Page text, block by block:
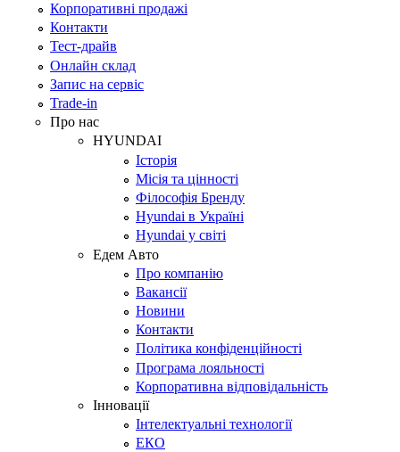
Корпоративні продажі
Контакти
Тест-драйв
Онлайн склад
Запис на сервіс
Trade-in
Про нас
HYUNDAI
Історія
Місія та цінності
Філософія Бренду
Hyundai в Україні
Hyundai у світі
Едем Авто
Про компанію
Вакансії
Новини
Контакти
Політика конфіденційності
Програма лояльності
Корпоративна відповідальність
Інновації
Інтелектуальні технології
ЕКО